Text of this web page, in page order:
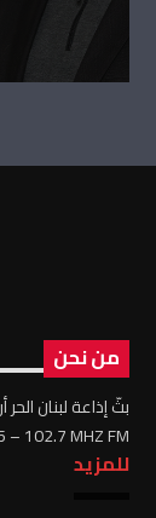
من نحن
بثّ إذاعة لبنان
102.7 MHZ FM
للمزيد